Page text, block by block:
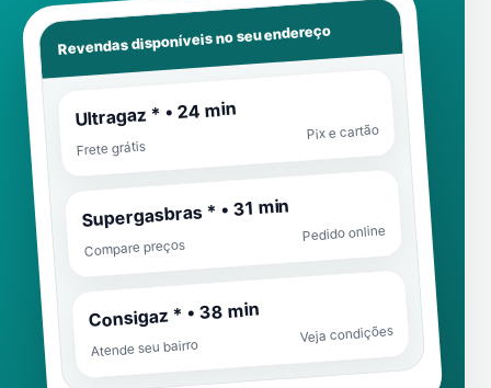
Revendas disponíveis no seu endereço
Ultragaz * • 24 min
Frete grátis
Pix e cartão
Supergasbras * • 31 min
Compare preços
Pedido online
Consigaz * • 38 min
Atende seu bairro
Veja condições